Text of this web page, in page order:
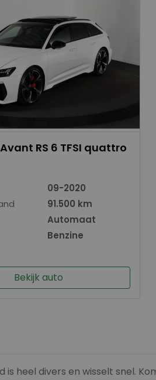
RS 6 TFSI quattro
09-2020
91.500 km
Automaat
Benzine
Bekijk auto
is heel divers en wisselt snel.